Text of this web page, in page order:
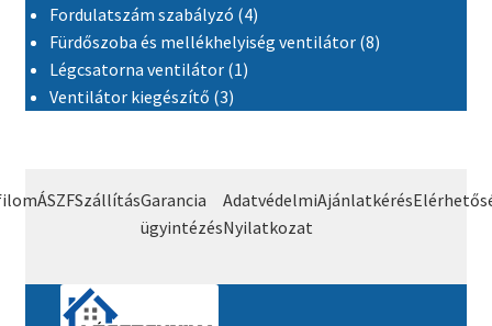
Fordulatszám szabályzó 44 termék
Fürdőszoba és mellékhelyiség ventilátor 88 termék
Légcsatorna ventilátor 11 termék
Ventilátor kiegészítő 33 termék
ÁSZFSzállításGarancia
ügyintézés
Adatvédelmi
Nyilatkozat
Ajánlatkérés